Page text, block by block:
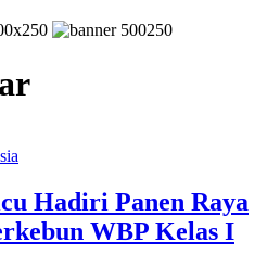
Hadiri Panen Raya
WBP Kelas I